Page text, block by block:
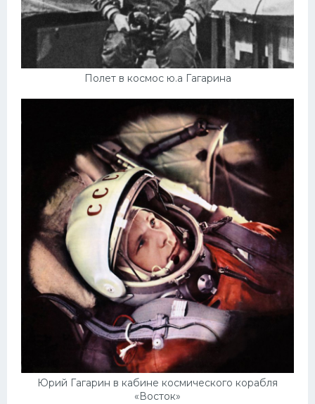
Полет в космос ю.а Гагарина
Юрий Гагарин в кабине космического корабля
«Восток»